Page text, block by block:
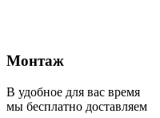
Монтаж
В удобное для вас время
мы бесплатно доставляем